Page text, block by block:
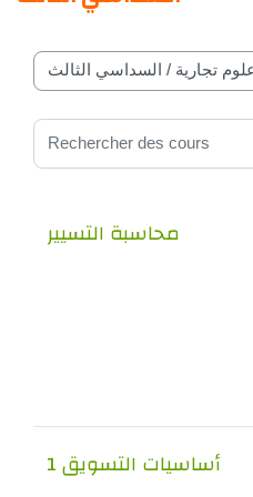
Catégories de cours
Rechercher des cours
محاسبة التسيير
أساسيات التسويق 1